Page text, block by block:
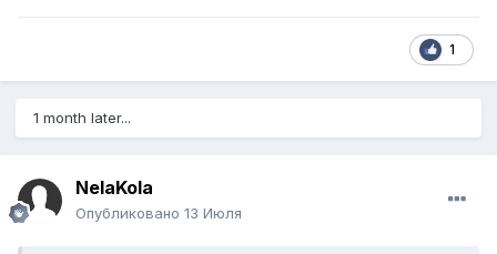
1
1 month later...
NelaKola
Опубликовано 13 Июля